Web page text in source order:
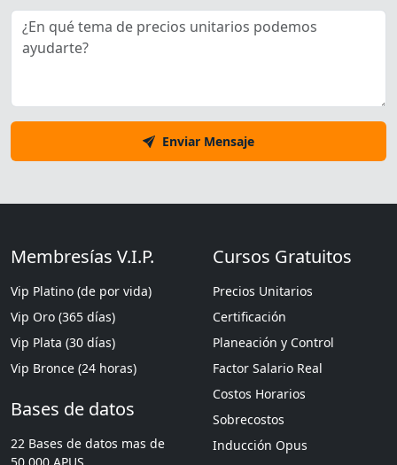
Enviar Mensaje
Membresías V.I.P.
Vip Platino (de por vida)
Vip Oro (365 días)
Vip Plata (30 días)
Vip Bronce (24 horas)
Bases de datos
22 Bases de datos mas de
Cursos Gratuitos
Precios Unitarios
Certificación
Planeación y Control
Factor Salario Real
Costos Horarios
Sobrecostos
Inducción Opus